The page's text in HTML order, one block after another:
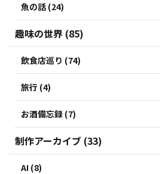
魚の話 (24)
趣味の世界 (85)
飲食店巡り (74)
旅行 (4)
お酒備忘録 (7)
制作アーカイブ (33)
AI (8)